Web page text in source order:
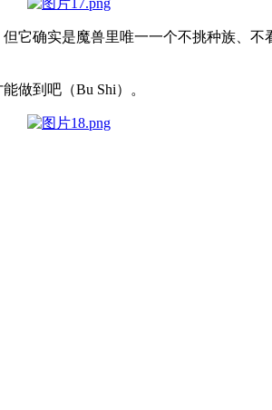
它确实是魔兽里唯一一个不挑种族、
做到吧（Bu Shi）。